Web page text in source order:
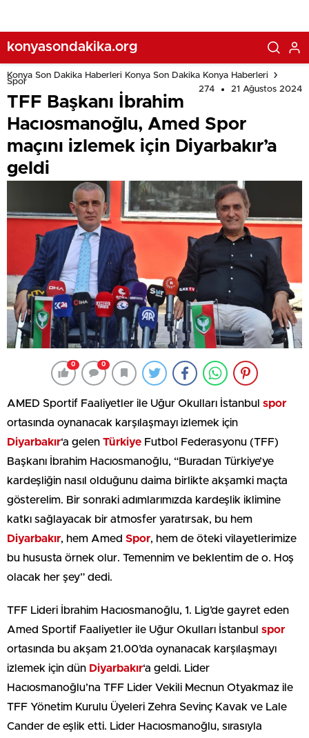
konyasondakika.org
Konya Son Dakika Haberleri Konya Son Dakika Konya Haberleri
Spor
274
21 Ağustos 2024
TFF Başkanı İbrahim
Hacıosmanoğlu, Amed Spor
maçını izlemek için Diyarbakır’a
geldi
0 0
AMED Sportif Faaliyetler ile Uğur Okulları İstanbul spor
ortasında oynanacak karşılaşmayı izlemek için
Diyarbakır‘a gelen Türkiye Futbol Federasyonu (TFF)
Başkanı İbrahim Hacıosmanoğlu, “Buradan Türkiye’ye
kardeşliğin nasıl olduğunu daima birlikte akşamki maçta
gösterelim. Bir sonraki adımlarımızda kardeşlik iklimine
katkı sağlayacak bir atmosfer yaratırsak, bu hem
Diyarbakır, hem Amed Spor, hem de öteki vilayetlerimize
bu hususta örnek olur. Temennim ve beklentim de o. Hoş
olacak her şey” dedi.
TFF Lideri İbrahim Hacıosmanoğlu, 1. Lig’de gayret eden
Amed Sportif Faaliyetler ile Uğur Okulları İstanbul spor
ortasında bu akşam 21.00’da oynanacak karşılaşmayı
izlemek için dün Diyarbakır‘a geldi. Lider
Hacıosmanoğlu’na TFF Lider Vekili Mecnun Otyakmaz ile
TFF Yönetim Kurulu Üyeleri Zehra Sevinç Kavak ve Lale
Cander de eşlik etti. Lider Hacıosmanoğlu, sırasıyla